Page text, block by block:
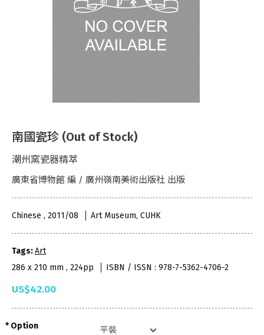
南國瓷珍 (Out of Stock)
潮州窯瓷器精萃
廣東省博物館 編 / 廣州嶺南美術出版社 出版
Chinese , 2011/08 Art Museum, CUHK
Tags:Art
286 x 210 mm , 224pp
ISBN / ISSN : 978-7-5362-4706-2
US$42.00
Option